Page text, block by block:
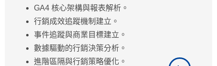
GA4 核心架構與報表解析。
行銷成效追蹤機制建立。
事件追蹤與商業目標建立。
數據驅動的行銷決策分析。
進階區隔與行銷策略優化。